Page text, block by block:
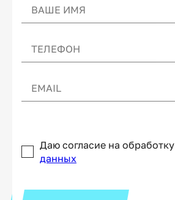
Даю согласие на обработку
данных